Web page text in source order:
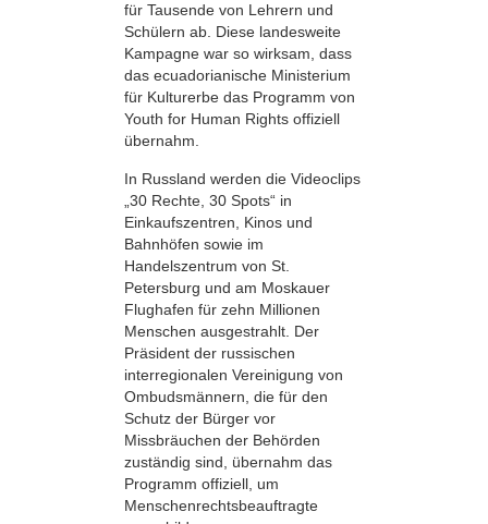
für Tausende von Lehrern und
Schülern ab. Diese landesweite
Kampagne war so wirksam, dass
das ecuadorianische Ministerium
für Kulturerbe das Programm von
Youth for Human Rights offiziell
übernahm.
In Russland werden die Videoclips
„30 Rechte, 30 Spots“ in
Einkaufszentren, Kinos und
Bahnhöfen sowie im
Handelszentrum von St.
Petersburg und am Moskauer
Flughafen für zehn Millionen
Menschen ausgestrahlt. Der
Präsident der russischen
interregionalen Vereinigung von
Ombudsmännern, die für den
Schutz der Bürger vor
Missbräuchen der Behörden
zuständig sind, übernahm das
Programm offiziell, um
Menschenrechtsbeauftragte